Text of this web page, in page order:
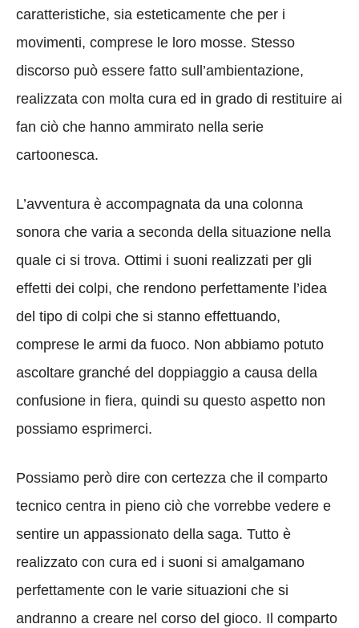
caratteristiche, sia esteticamente che per i
movimenti, comprese le loro mosse. Stesso
discorso può essere fatto sull’ambientazione,
realizzata con molta cura ed in grado di restituire ai
fan ciò che hanno ammirato nella serie
cartoonesca.
L’avventura è accompagnata da una colonna
sonora che varia a seconda della situazione nella
quale ci si trova. Ottimi i suoni realizzati per gli
effetti dei colpi, che rendono perfettamente l’idea
del tipo di colpi che si stanno effettuando,
comprese le armi da fuoco. Non abbiamo potuto
ascoltare granché del doppiaggio a causa della
confusione in fiera, quindi su questo aspetto non
possiamo esprimerci.
Possiamo però dire con certezza che il comparto
tecnico centra in pieno ciò che vorrebbe vedere e
sentire un appassionato della saga. Tutto è
realizzato con cura ed i suoni si amalgamano
perfettamente con le varie situazioni che si
andranno a creare nel corso del gioco. Il comparto